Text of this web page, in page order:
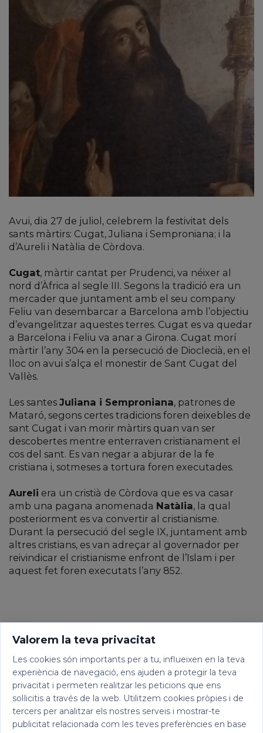
Avui, dia 27 de juliol, celebrem la festivitat dels
sants màrtirs: Cugat, Juliana i Semproniana; i la
d’Aureli i Natàlia de Còrdova.
Cugat, màrtir cantat per Prudenci, va néixer al
nord d’Àfrica al segle III. Segons la tradició era un
mercader que juntament amb el seu company
Feliu van desembarcar a Barcelona amb l’objectiu
d’evangelitzar aquestes terres. Cugat es va quedar
a Barcelona i Feliu va anar a Girona. Cugat morí
màrtir l’any 304 en la persecució de Dioclecià, en el
lloc on avui s’alça el monestir de Sant Cugat del
Vallès.
Les santes Juliana i Semproniana, patrones de
Mataró, segons certes tradicions foren deixebles de
sant Cugat i van morir màrtirs quan van ser
descobertes mentre enterraven cristianament el
cos del sant. Es van negar a abjurar de la fe
cristiana i, sotmeses a tortura foren executades.
Aureli era un cristià de Còrdova que es va casar
amb una pagana anomenada Natàlia, la qual
posteriorment es va convertir al cristianisme.
Durant la persecució del segle IX, juntament amb
altres cristians, es van adreçar al governador per
reivindicar el cristianisme enfront de l’Islam i per
aquest fet foren executats l’any 852.
Valorem la teva privacitat
Les cookies són importants per a tu, influeixen en la teva
experiència de navegació, ens ajuden a protegir la teva
privacitat i permeten realitzar les peticions que ens
sol·licitis a través de la web. Utilitzem cookies pròpies i de
tercers per analitzar els nostres serveis i mostrar-te
publicitat relacionada com les teves preferències en base